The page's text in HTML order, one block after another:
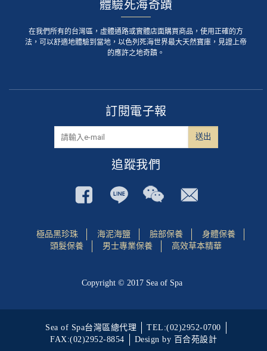
體驗死海奇蹟
在我們所有的台灣區，虛體通路或實體店面購買商品，使用正確的方
法，可以舒適地體驗到當地，以色列死海世界最大天然寶庫，見證上帝
的應許之地奇蹟。
訂閱電子報
追蹤我們
極品黑珍珠 海泥海鹽 臉部保養
身體保養
頭髮保養
男士專業保養 高效草本精華
Copyright © 2017 Sea of Spa
Sea of Spa台灣區總代理
TEL:(02)2952-0700
FAX:(02)2952-8854
Design by 百合苑設計